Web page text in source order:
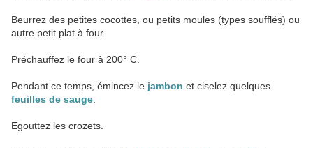
Beurrez des petites cocottes, ou petits moules (types soufflés) ou
autre petit plat à four.
Préchauffez le four à 200° C.
Pendant ce temps, émincez le jambon et ciselez quelques
feuilles de sauge
Egouttez les crozets.